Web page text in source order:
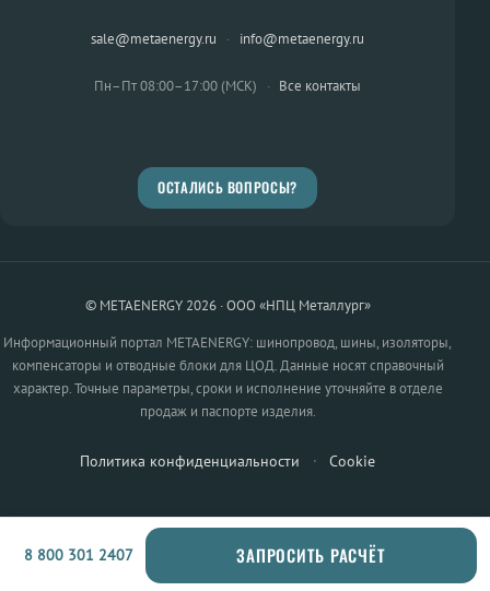
sale@metaenergy.ru · info@metaenergy.ru
Пн–Пт 08:00–17:00 (МСК) · Все контакты
ОСТАЛИСЬ ВОПРОСЫ?
© METAENERGY 2026 · ООО «НПЦ Металлург»
Информационный портал METAENERGY: шинопровод, шины, изоляторы,
компенсаторы и отводные блоки для ЦОД. Данные носят справочный
характер. Точные параметры, сроки и исполнение уточняйте в отделе
продаж и паспорте изделия.
Политика конфиденциальности · Cookie
8 800 301 2407 ЗАПРОСИТЬ РАСЧЁТ